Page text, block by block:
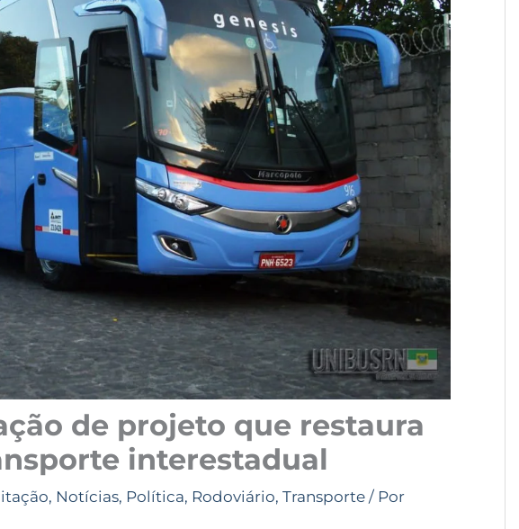
de projeto que restaura
interestadual
, Notícias, Política, Rodoviário, Transporte / Por